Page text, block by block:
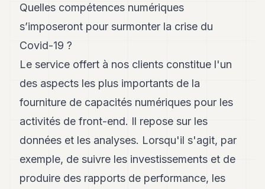
Quelles compétences numériques
s’imposeront pour surmonter la crise du
Covid-19 ?
Le service offert à nos clients constitue l'un
des aspects les plus importants de la
fourniture de capacités numériques pour les
activités de front-end. Il repose sur les
données et les analyses. Lorsqu'il s'agit, par
exemple, de suivre les investissements et de
produire des rapports de performance, les